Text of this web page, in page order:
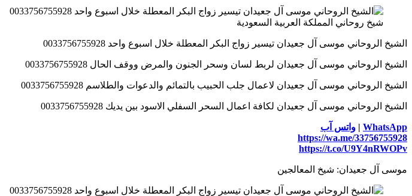
شيخ روحاني المملكة العربية السعودية
الشيخ الروحاني موسى آل جعيدان تيسير زواج البكر المعطلة خلال اسبوع واحد 0033756755928
الشيخ الروحاني موسى آل جعيدان لربط لسان وسحر الجنون والمرض ووقف الحال 0033756755928
الشيخ الروحاني موسى آل جعيدان لاعمال جلب الحبيب بالتمائم والدعوات والطلاسم 0033756755928
الشيخ الروحاني موسى آل جعيدان لكافة اعمال السحر السفلي الاسود بين يديك 0033756755928
WhatsApp
| واتس آب
https://wa.me/33756755928
https://t.co/U9Y4nRWOPv
موسى آل جعيدان: شيخ المعالجين